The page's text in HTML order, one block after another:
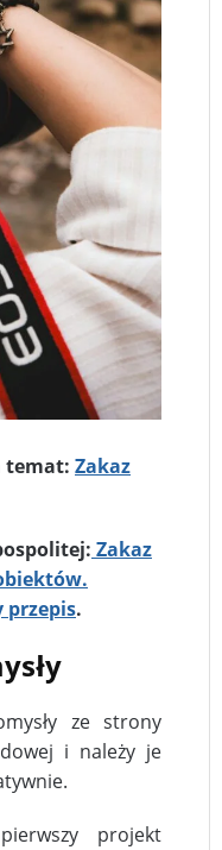
temat: Zakaz
Zakaz
przepis.
ze strony
i należy je
projekt